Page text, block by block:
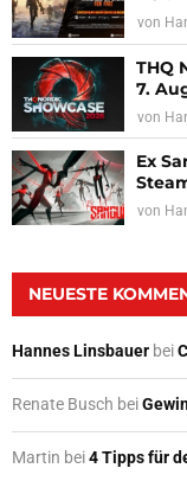
von
THQ
7.
von
Ex
von
NEUESTE
Hannes Linsbauer bei
Renate Busch bei
Martin bei4 Tipps für